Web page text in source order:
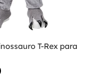
T-Rex para